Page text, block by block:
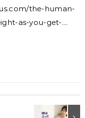
the-human-
as-you-get-